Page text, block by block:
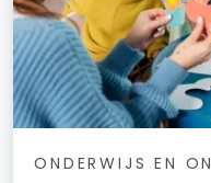
ONDERWIJS EN